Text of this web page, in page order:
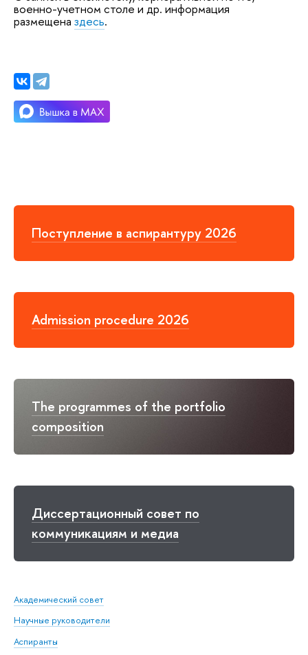
Поступление в аспирантуру 2026
Admission procedure 2026
The programmes of the portfolio
composition
Диссертационный совет по
коммуникациям и медиа
Академический совет
Научные руководители
Аспиранты
военно-учетном столе и др. информация
размещена здесь.